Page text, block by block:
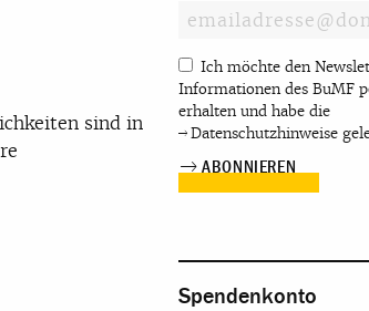
sind in
Ich möchte den
Informationen des BuMF
erhalten und habe die
Datenschutzhinweise
Spendenkonto